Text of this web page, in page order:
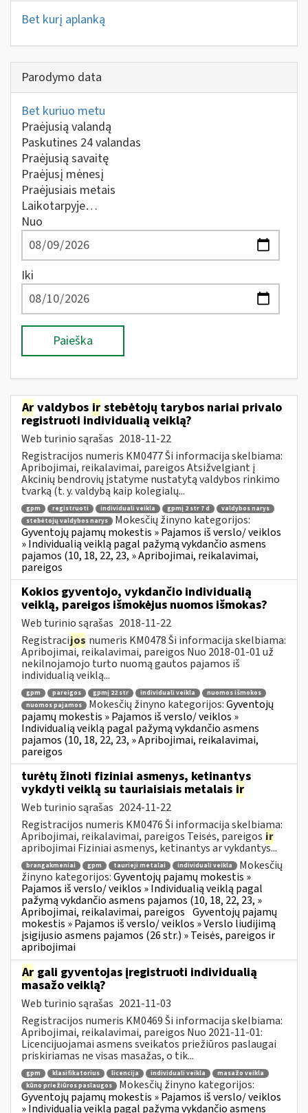
Bet kurį aplanką
Parodymo data
Bet kuriuo metu
Praėjusią valandą
Paskutines 24 valandas
Praėjusią savaitę
Praėjusį mėnesį
Praėjusiais metais
Laikotarpyje…
Nuo
Iki
Paieška
Ar valdybos ir stebėtojų tarybos nariai privalo
registruoti individualią veiklą?
Web turinio sąrašas 2018-11-22
Registracijos numeris KM0477 Ši informacija skelbiama:
Apribojimai, reikalavimai, pareigos Atsižvelgiant į
Akcinių bendrovių įstatyme nustatytą valdybos rinkimo
tvarką (t. y. valdybą kaip kolegialų...
gpm registruoti individuali veikla gpmį 2 str 7 d
valdybos narys
stebėtojų valdybos narys
Mokesčių žinyno kategorijos:
Gyventojų pajamų mokestis » Pajamos iš verslo/ veiklos
» Individualią veiklą pagal pažymą vykdančio asmens
pajamos (10, 18, 22, 23, » Apribojimai, reikalavimai,
pareigos
Kokios gyventojo, vykdančio individualią
veiklą, pareigos išmokėjus nuomos išmokas?
Web turinio sąrašas 2018-11-22
Registracijos numeris KM0478 Ši informacija skelbiama:
Apribojimai, reikalavimai, pareigos Nuo 2018-01-01 už
nekilnojamojo turto nuomą gautos pajamos iš
individualią veiklą...
gpm pareigos gpmį 22 str individuali veikla
nuomos išmokos
nuomos pajamos
Mokesčių žinyno kategorijos:Gyventojų
pajamų mokestis » Pajamos iš verslo/ veiklos »
Individualią veiklą pagal pažymą vykdančio asmens
pajamos (10, 18, 22, 23, » Apribojimai, reikalavimai,
pareigos
turėtų žinoti fiziniai asmenys, ketinantys
vykdyti veiklą su tauriaisiais metalais ir
Web turinio sąrašas 2024-11-22
Registracijos numeris KM0476 Ši informacija skelbiama:
Apribojimai, reikalavimai, pareigos Teisės, pareigos ir
apribojimai Fiziniai asmenys, ketinantys ar vykdantys...
brangakmeniai gpm taurieji metalai individuali veikla
Mokesčių
žinyno kategorijos:Gyventojų pajamų mokestis »
Pajamos iš verslo/ veiklos » Individualią veiklą pagal
pažymą vykdančio asmens pajamos (10, 18, 22, 23, »
Apribojimai, reikalavimai, pareigos Gyventojų pajamų
mokestis » Pajamos iš verslo/ veiklos » Verslo liudijimą
įsigijusio asmens pajamos (26 str.) » Teisės, pareigos ir
apribojimai
Ar gali gyventojas įregistruoti individualią
masažo veiklą?
Web turinio sąrašas 2021-11-03
Registracijos numeris KM0469 Ši informacija skelbiama:
Apribojimai, reikalavimai, pareigos Nuo 2021-11-01:
Licencijuojamai asmens sveikatos priežiūros paslaugai
priskiriamas ne visas masažas, o tik...
gpm klasifikatorius licencija individuali veikla
masažo veikla
kūno priežiūros paslaugos
Mokesčių žinyno kategorijos:
Gyventojų pajamų mokestis » Pajamos iš verslo/ veiklos
» Individualią veiklą pagal pažymą vykdančio asmens